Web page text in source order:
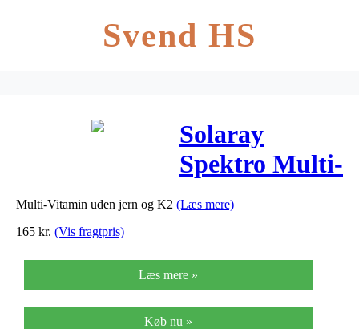
Svend HS
Solaray
Spektro Multi-
Vitamin u.
– 100 Kaps
Multi-Vitamin uden jern og K2 (Læs mere)
165 kr. (Vis fragtpris)
Læs mere »
Køb nu »